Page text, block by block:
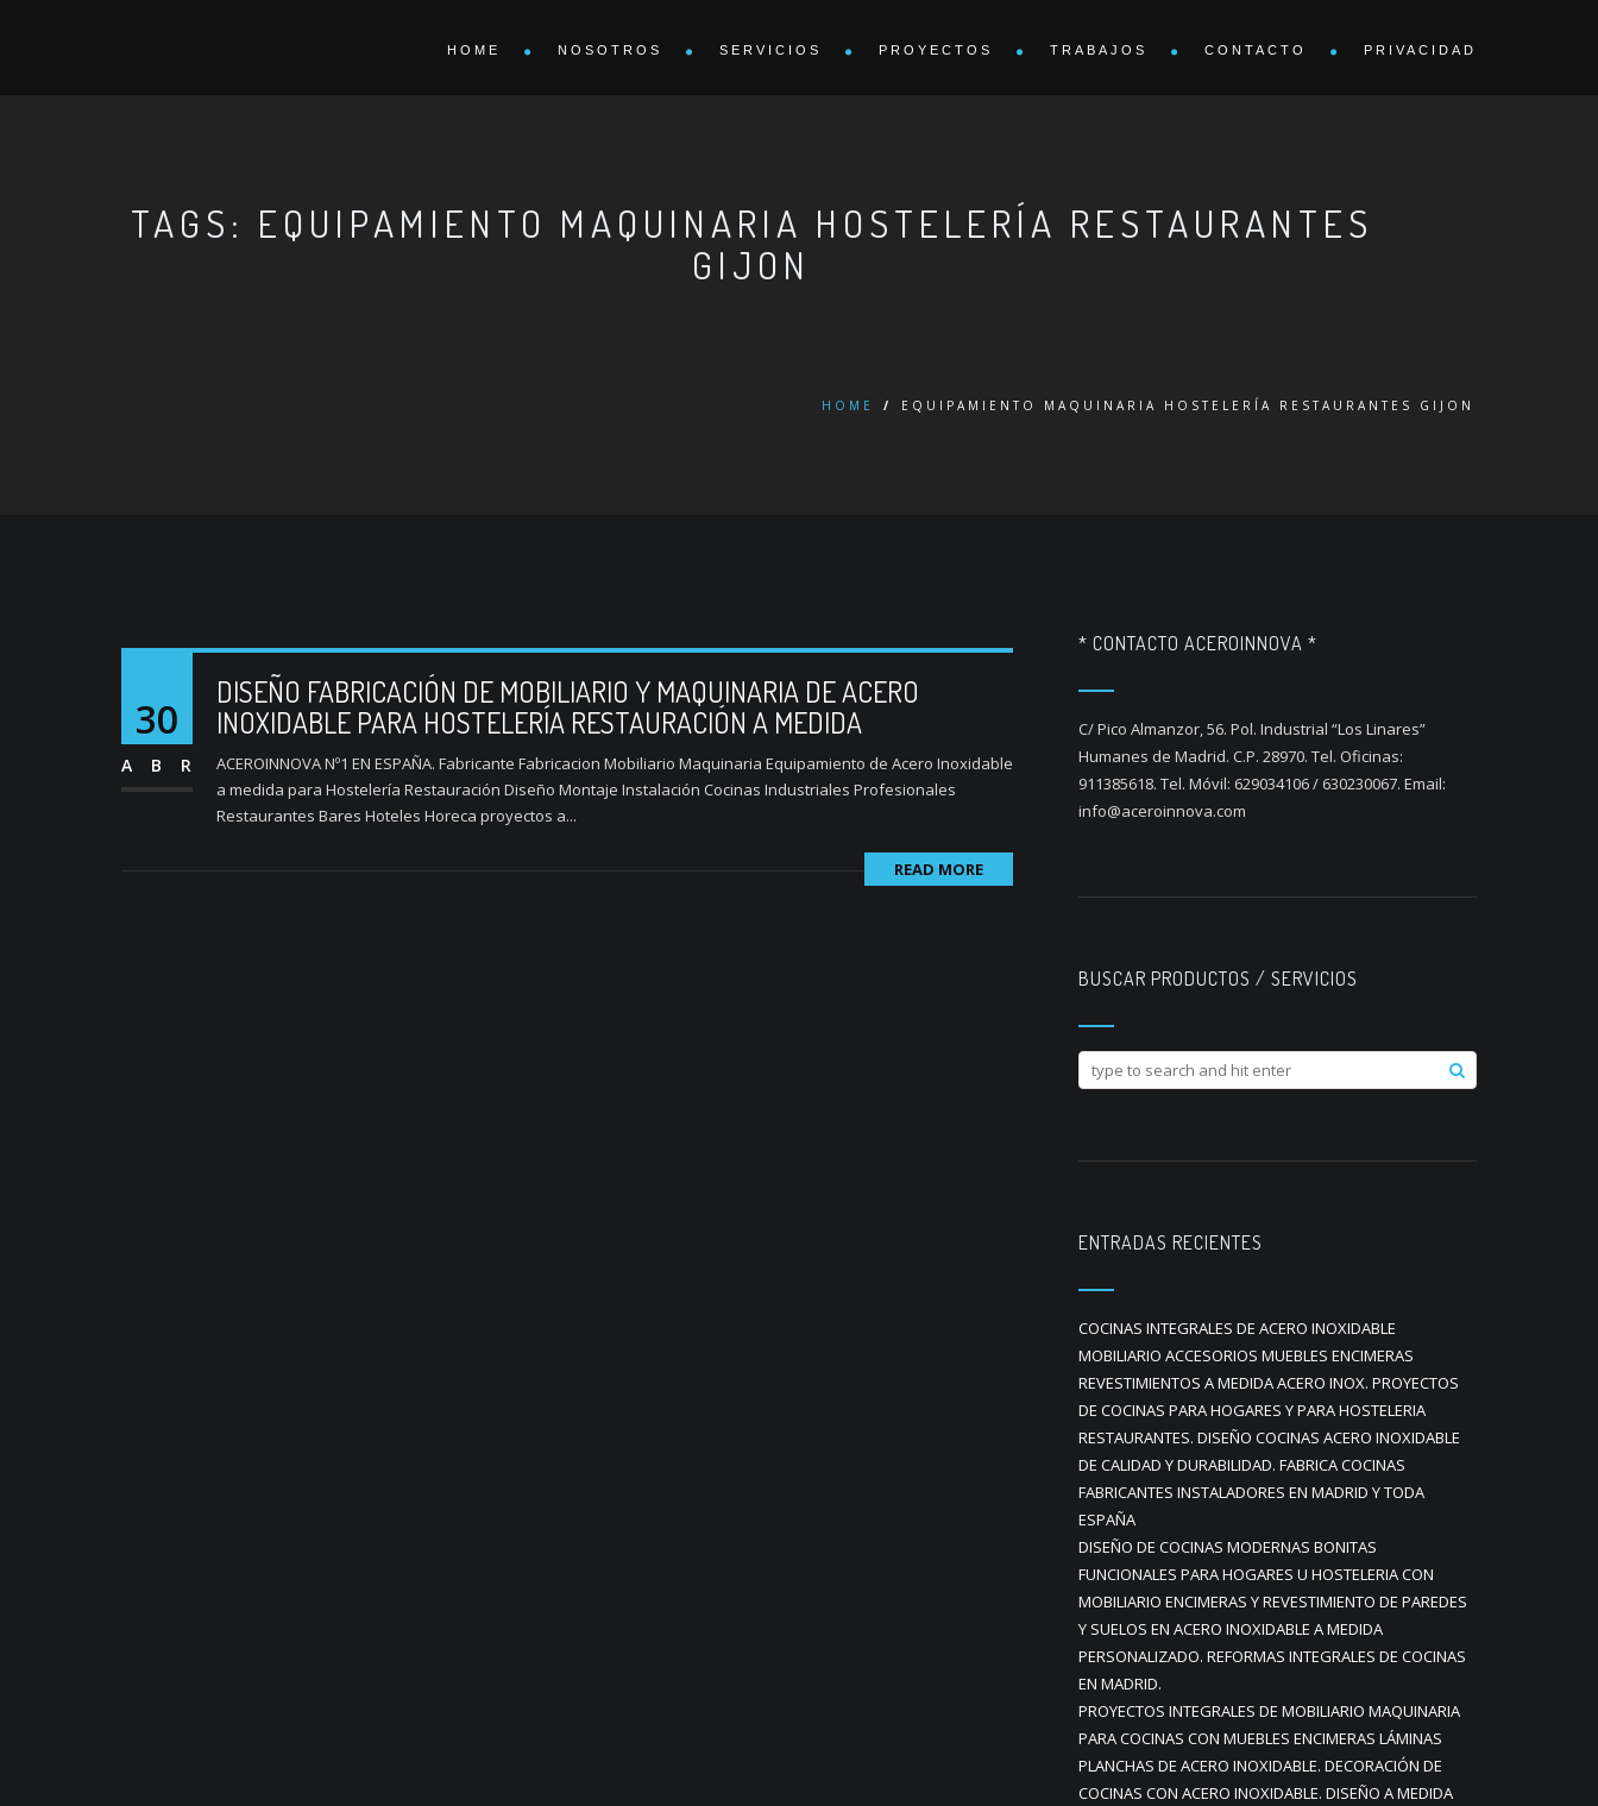
HOME NOSOTROS SERVICIOS PROYECTOS TRABAJOS CONTACTO PRIVACIDAD
TAGS: EQUIPAMIENTO MAQUINARIA HOSTELERÍA RESTAURANTES
GIJON
HOME / EQUIPAMIENTO MAQUINARIA HOSTELERÍA RESTAURANTES GIJON
30
ABR
DISEÑO FABRICACIÓN DE MOBILIARIO Y MAQUINARIA DE ACERO
INOXIDABLE PARA HOSTELERÍA RESTAURACIÓN A MEDIDA
ACEROINNOVA Nº1 EN ESPAÑA. Fabricante Fabricacion Mobiliario Maquinaria Equipamiento de Acero Inoxidable
a medida para Hostelería Restauración Diseño Montaje Instalación Cocinas Industriales Profesionales
Restaurantes Bares Hoteles Horeca proyectos a...
READ MORE
* CONTACTO ACEROINNOVA *
C/ Pico Almanzor, 56. Pol. Industrial “Los Linares”
Humanes de Madrid. C.P. 28970. Tel. Oficinas:
911385618. Tel. Móvil: 629034106 / 630230067. Email:
info@aceroinnova.com
BUSCAR PRODUCTOS / SERVICIOS
ENTRADAS RECIENTES
COCINAS INTEGRALES DE ACERO INOXIDABLE
MOBILIARIO ACCESORIOS MUEBLES ENCIMERAS
REVESTIMIENTOS A MEDIDA ACERO INOX. PROYECTOS
DE COCINAS PARA HOGARES Y PARA HOSTELERIA
RESTAURANTES. DISEÑO COCINAS ACERO INOXIDABLE
DE CALIDAD Y DURABILIDAD. FABRICA COCINAS
FABRICANTES INSTALADORES EN MADRID Y TODA
ESPAÑA
DISEÑO DE COCINAS MODERNAS BONITAS
FUNCIONALES PARA HOGARES U HOSTELERIA CON
MOBILIARIO ENCIMERAS Y REVESTIMIENTO DE PAREDES
Y SUELOS EN ACERO INOXIDABLE A MEDIDA
PERSONALIZADO. REFORMAS INTEGRALES DE COCINAS
EN MADRID.
PROYECTOS INTEGRALES DE MOBILIARIO MAQUINARIA
PARA COCINAS CON MUEBLES ENCIMERAS LÁMINAS
PLANCHAS DE ACERO INOXIDABLE. DECORACIÓN DE
COCINAS CON ACERO INOXIDABLE. DISEÑO A MEDIDA